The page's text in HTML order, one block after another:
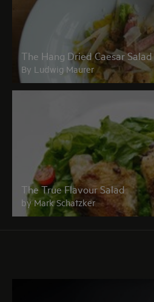
The Hang Dried Caesar Salad
By Ludwig Maurer
The True Flavour Salad
by Mark Schatzker